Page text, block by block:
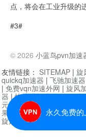
点，将会在工业升级的
#3#
© 2026 小蓝鸟pvn加速
永久免费
友情链接： SITEMAP | 旋
quickq加速器 | 飞驰加速器
| 免费vqn加速外网 | 旋风
器 |快柠檬加速器|黑洞
元机场加速器
果加速器|黑洞加速|银
旋风加速器度器